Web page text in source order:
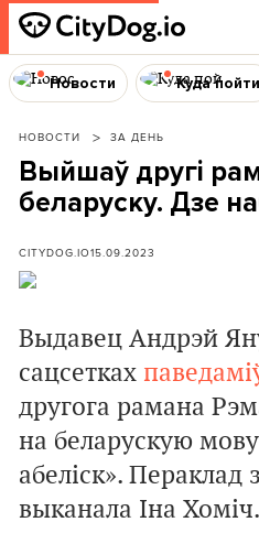
Новости Куда пойти
НОВОСТИ ЗА ДЕНЬ
Выйшаў другі
беларуску. Дзе
CITYDOG.IO15.09.2023
Выдавец Андрэй
сацсетках
другога рамана
на беларускую
абеліск». Пераклад
выканала Іна